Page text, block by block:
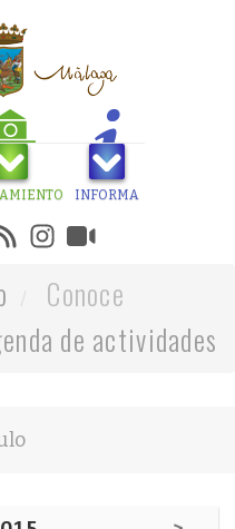
INFORMA
Conoce
de actividades